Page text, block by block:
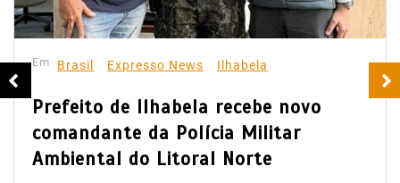
Em Brasil Expresso News Ilhabela
Prefeito de Ilhabela recebe novo
comandante da Polícia Militar
Ambiental do Litoral Norte